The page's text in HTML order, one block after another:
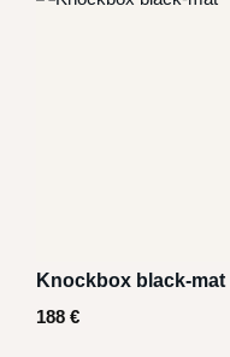
Knockbox black-mat
188 €